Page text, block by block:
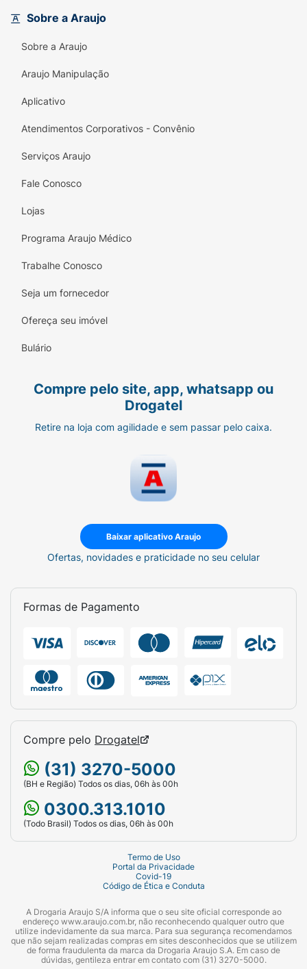
Sobre a Araujo
Sobre a Araujo
Araujo Manipulação
Aplicativo
Atendimentos Corporativos - Convênio
Serviços Araujo
Fale Conosco
Lojas
Programa Araujo Médico
Trabalhe Conosco
Seja um fornecedor
Ofereça seu imóvel
Bulário
Compre pelo site, app, whatsapp ou
Drogatel
Retire na loja com agilidade e sem passar pelo caixa.
Baixar aplicativo Araujo
Ofertas, novidades e praticidade no seu celular
Formas de Pagamento
Compre pelo Drogatel
(31) 3270-5000
(BH e Região) Todos os dias, 06h às 00h
0300.313.1010
(Todo Brasil) Todos os dias, 06h às 00h
Termo de Uso
Portal da Privacidade
Covid-19
Código de Ética e Conduta
A Drogaria Araujo S/A informa que o seu site oficial corresponde ao
endereço www.araujo.com.br, não reconhecendo qualquer outro que
utilize indevidamente da sua marca. Para sua segurança recomendamos
que não sejam realizadas compras em sites desconhecidos que se utilizem
de forma fraudulenta da marca da Drogaria Araujo S.A. Em caso de
dúvidas, gentileza entrar em contato com (31) 3270-5000.